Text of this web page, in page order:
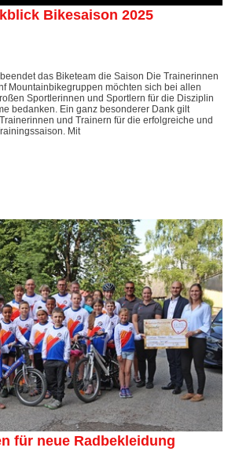
Bikesaison 2025
das Biketeam die Saison Die Trainerinnen
Mountainbikegruppen möchten sich bei allen
Sportlerinnen und Sportlern für die Disziplin
bedanken. Ein ganz besonderer Dank gilt
und Trainern für die erfolgreiche und
Mit
für neue Radbekleidung